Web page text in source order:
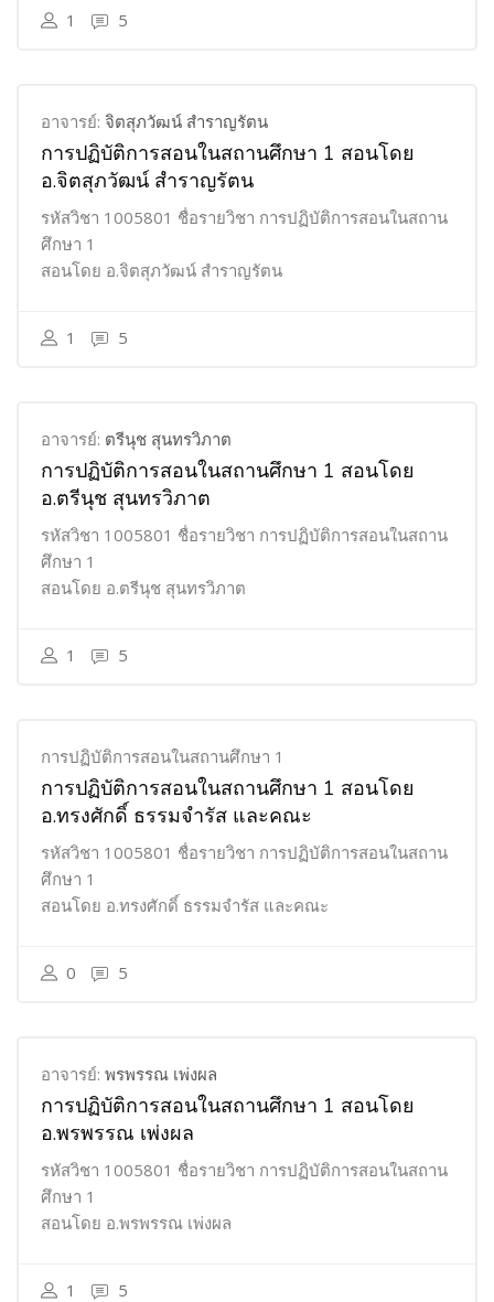
1 5
อาจารย์: จิตสุภวัฒน์ สำราญรัตน
การปฏิบัติการสอนในสถานศึกษา 1 สอนโดย
อ.จิตสุภวัฒน์ สำราญรัตน
รหัสวิชา 1005801 ชื่อรายวิชา การปฏิบัติการสอนในสถาน
ศึกษา 1
สอนโดย อ.จิตสุภวัฒน์ สำราญรัตน
1 5
อาจารย์: ตรีนุช สุนทรวิภาต
การปฏิบัติการสอนในสถานศึกษา 1 สอนโดย
อ.ตรีนุช สุนทรวิภาต
รหัสวิชา 1005801 ชื่อรายวิชา การปฏิบัติการสอนในสถาน
ศึกษา 1
สอนโดย อ.ตรีนุช สุนทรวิภาต
1 5
การปฏิบัติการสอนในสถานศึกษา 1
การปฏิบัติการสอนในสถานศึกษา 1 สอนโดย
อ.ทรงศักดิ์ ธรรมจำรัส และคณะ
รหัสวิชา 1005801 ชื่อรายวิชา การปฏิบัติการสอนในสถาน
ศึกษา 1
สอนโดย อ.ทรงศักดิ์ ธรรมจำรัส และคณะ
0 5
อาจารย์: พรพรรณ เพ่งผล
การปฏิบัติการสอนในสถานศึกษา 1 สอนโดย
อ.พรพรรณ เพ่งผล
รหัสวิชา 1005801 ชื่อรายวิชา การปฏิบัติการสอนในสถาน
ศึกษา 1
สอนโดย อ.พรพรรณ เพ่งผล
1 5